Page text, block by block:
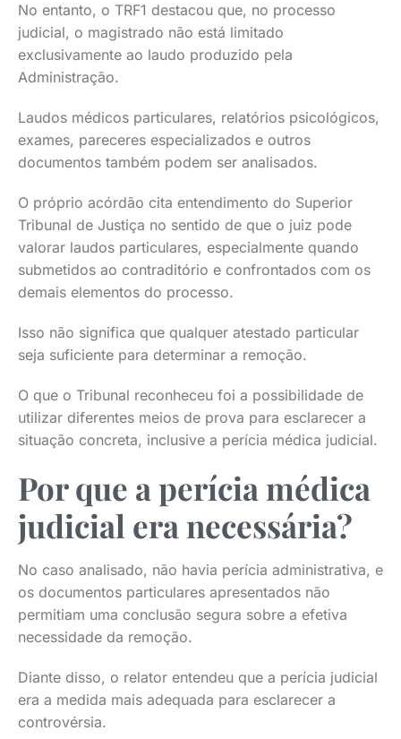
No entanto, o TRF1 destacou que, no processo
judicial, o magistrado não está limitado
exclusivamente ao laudo produzido pela
Administração.
Laudos médicos particulares, relatórios psicológicos,
exames, pareceres especializados e outros
documentos também podem ser analisados.
O próprio acórdão cita entendimento do Superior
Tribunal de Justiça no sentido de que o juiz pode
valorar laudos particulares, especialmente quando
submetidos ao contraditório e confrontados com os
demais elementos do processo.
Isso não significa que qualquer atestado particular
seja suficiente para determinar a remoção.
O que o Tribunal reconheceu foi a possibilidade de
utilizar diferentes meios de prova para esclarecer a
situação concreta, inclusive a perícia médica judicial.
Por que a perícia médica
judicial era necessária?
No caso analisado, não havia perícia administrativa, e
os documentos particulares apresentados não
permitiam uma conclusão segura sobre a efetiva
necessidade da remoção.
Diante disso, o relator entendeu que a perícia judicial
era a medida mais adequada para esclarecer a
controvérsia.